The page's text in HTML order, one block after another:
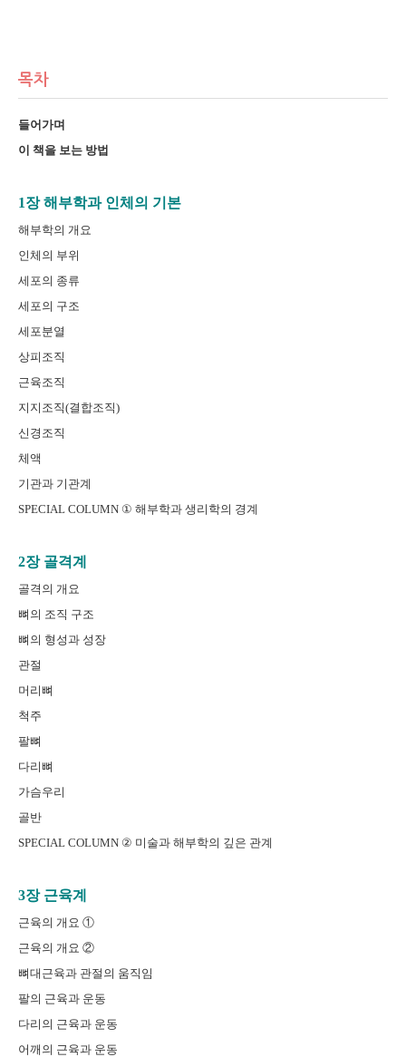
목차
들어가며
이 책을 보는 방법
1장 해부학과 인체의 기본
해부학의 개요
인체의 부위
세포의 종류
세포의 구조
세포분열
상피조직
근육조직
지지조직(결합조직)
신경조직
체액
기관과 기관계
SPECIAL COLUMN ① 해부학과 생리학의 경계
2장 골격계
골격의 개요
뼈의 조직 구조
뼈의 형성과 성장
관절
머리뼈
척주
팔뼈
다리뼈
가슴우리
골반
SPECIAL COLUMN ② 미술과 해부학의 깊은 관계
3장 근육계
근육의 개요 ①
근육의 개요 ②
뼈대근육과 관절의 움직임
팔의 근육과 운동
다리의 근육과 운동
어깨의 근육과 운동